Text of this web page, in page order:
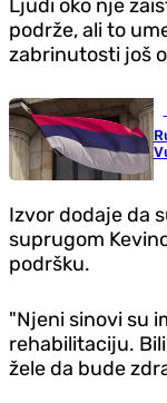
Ljudi oko nje
podrže, ali to
zabrinutosti još
Izvor dodaje da
suprugom
podršku.
"Njeni sinovi su
rehabilitaciju.
žele da bude